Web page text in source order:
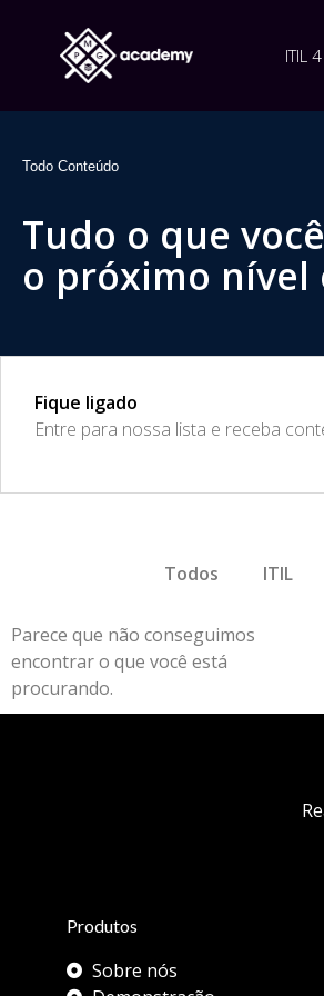
ITIL
Todo Conteúdo
Tudo o que
o próximo nível
Fique ligado
​Entre para nossa lista e receba
Todos ITIL
Parece que não conseguimos
encontrar o que você está
procurando.
Produtos
Sobre nós